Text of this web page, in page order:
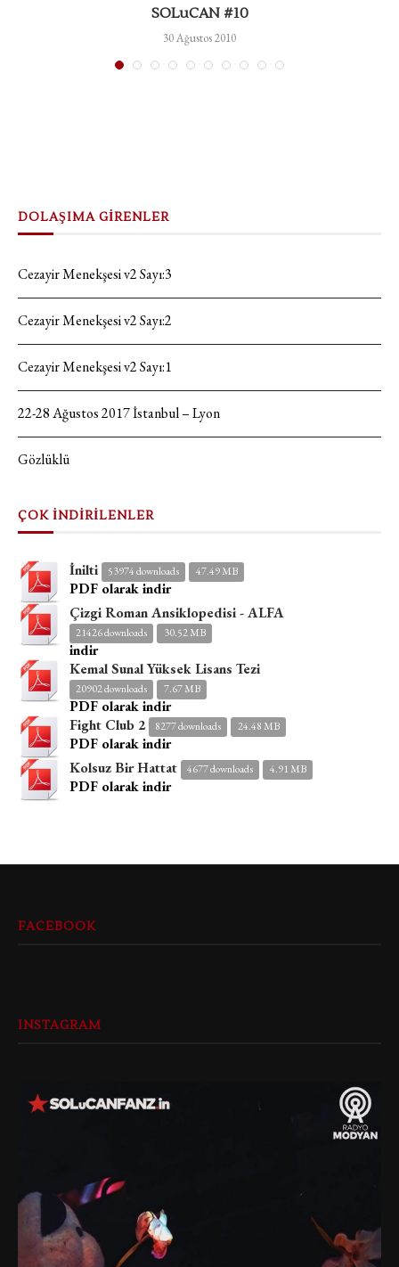
SOLuCAN #10
30 Ağustos 2010
DOLAŞIMA GİRENLER
Cezayir Menekşesi v2 Sayı:3
Cezayir Menekşesi v2 Sayı:2
Cezayir Menekşesi v2 Sayı:1
22-28 Ağustos 2017 İstanbul – Lyon
Gözlüklü
ÇOK İNDİRİLENLER
İnilti 53974 downloads 47.49 MB
PDF olarak indir
Çizgi Roman Ansiklopedisi - ALFA
21426 downloads 30.52 MB
indir
Kemal Sunal Yüksek Lisans Tezi
20902 downloads 7.67 MB
PDF olarak indir
Fight Club 2
8277 downloads 24.48 MB
PDF olarak indir
Kolsuz Bir Hattat
4677 downloads 4.91 MB
PDF olarak indir
FACEBOOK
INSTAGRAM